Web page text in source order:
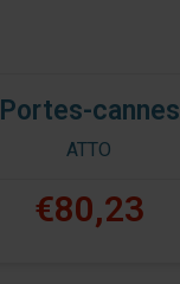
Portes-cannes
ATTO
€80,23